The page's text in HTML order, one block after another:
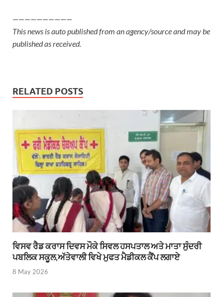
——————————
This news is auto published from an agency/source and may be
published as received.
RELATED POSTS
ਵਿਸਵ ਰੈਡ ਕਰਾਸ ਦਿਵਸ ਮੌਕੇ ਸਿਵਲ ਹਸਪਤਾਲ ਅਤੇ ਮਾਤਾ ਸੁੰਦਰੀ
ਪਬਲਿਕ ਸਕੂਲ,ਅੱਤੇਵਾਲੀ ਵਿਖੇ ਮੁਫਤ ਮੈਡੀਕਲ ਕੈਂਪ ਲਗਾਏ
8 May 2026